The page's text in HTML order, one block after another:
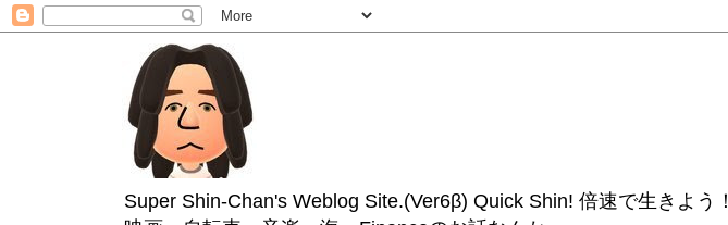
Super Shin-Chan's Weblog Site.(Ver6β) Quick Shin! 倍速で生きよう！